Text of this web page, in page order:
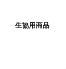
生協用商品